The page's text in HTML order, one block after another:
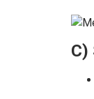
C)